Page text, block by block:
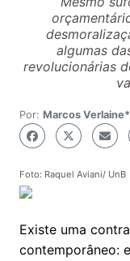
algumas
revolucionárias
Por: Marcos Verlaine*
Foto: Raquel Aviani/ UnB
Existe uma
contemporâneo: